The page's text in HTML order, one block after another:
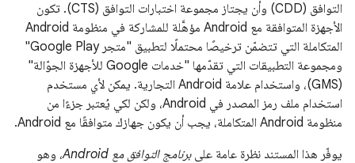
التوافق (CDD) وأن يجتاز مجموعة اختبارات التوافق (CTS). تكون
الأجهزة المتوافقة مع Android مؤهَّلة للمشاركة في منظومة Android
المتكاملة التي تتضمّن ترخيصًا محتملًا لتطبيق "متجر Google Play"
ومجموعة التطبيقات التي تقدّمها "خدمات Google للأجهزة الجوّالة"
(GMS)، واستخدام علامة Android التجارية. يمكن لأي مستخدم
استخدام ملف رمز المصدر في Android، ولكن لكي يُعتبر جزءًا من
منظومة Android المتكاملة، يجب أن يكون جهازك متوافقًا مع Android.
يوفّر هذا المستند نظرة عامة علىبرنامج التوافق مع Android
، وهو